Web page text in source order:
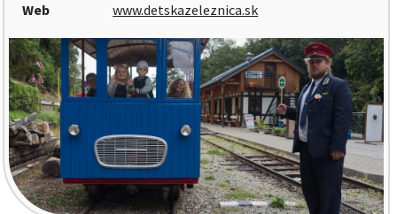
Web
www.detskazeleznica.sk